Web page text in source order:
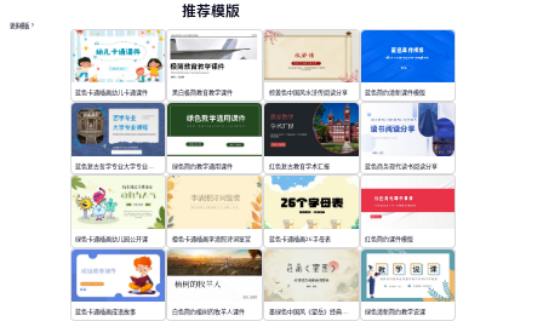
推荐模版
更多模板
蓝色卡通插画幼儿卡通课件 黑白极简教育教学课件 棕黄色中国风水浒传阅读分享 蓝色简约清新课件模版
绿色简约教学通用课件 红色复古教育学术汇报 蓝色商务现代读书阅读分享
绿色卡通插画幼儿园公开课 橙色卡通插画李清照诗词鉴赏 蓝色卡通插画26字母表 红色简约课件模版
蓝色卡通插画成语故事 白色简约植树的牧羊人课件 墨绿色中国风《望岳》经典诗词欣赏 绿色清新简约教学说课